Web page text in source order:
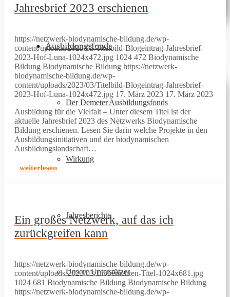
Ausbildungsfonds
Der Demeter Ausbildungsfonds
Wirkung
Jahresberichte
Unsere Unterstützer
Jahresbrief 2023 erschienen
https://netzwerk-biodynamische-bildung.de/wp-
content/uploads/2023/03/Titelbild-Blogeintrag-Jahresbrief-
2023-Hof-Luna-1024x472.jpg 1024 472 Biodynamische
Bildung Biodynamische Bildung https://netzwerk-
biodynamische-bildung.de/wp-
content/uploads/2023/03/Titelbild-Blogeintrag-Jahresbrief-
2023-Hof-Luna-1024x472.jpg 17. März 2023 17. März 2023
Ausbildung für die Vielfalt – Unter diesem Titel ist der
aktuelle Jahresbrief 2023 des Netzwerks Biodynamische
Bildung erschienen. Lesen Sie darin welche Projekte in den
Ausbildungsinitiativen und der biodynamischen
Ausbildungslandschaft…
weiterlesen
Ein großes Netzwerk, auf das ich
zurückgreifen kann
https://netzwerk-biodynamische-bildung.de/wp-
content/uploads/2023/03/Libbenichten-Titel-1024x681.jpg
1024 681 Biodynamische Bildung Biodynamische Bildung
https://netzwerk-biodynamische-bildung.de/wp-